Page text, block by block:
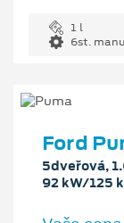
1 l
6st.
Ford
5dveřová,
92 kW/125